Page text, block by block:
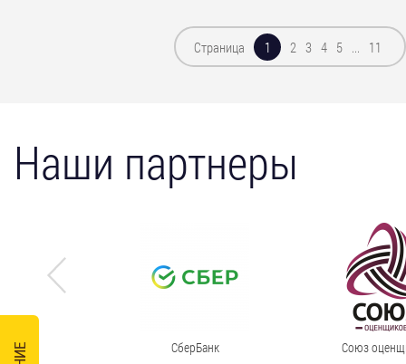
Страница 1 2 3 4 5 ... 11
Наши партнеры
СберБанк Союз